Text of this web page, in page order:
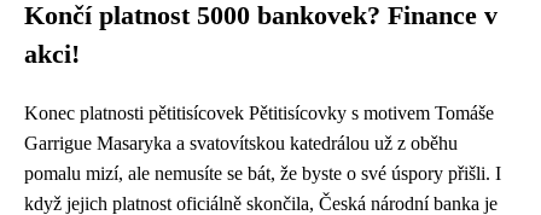
Končí platnost 5000 bankovek? Finance v
akci!
Konec platnosti pětitisícovek Pětitisícovky s motivem Tomáše
Garrigue Masaryka a svatovítskou katedrálou už z oběhu
pomalu mizí, ale nemusíte se bát, že byste o své úspory přišli. I
když jejich platnost oficiálně skončila, Česká národní banka je